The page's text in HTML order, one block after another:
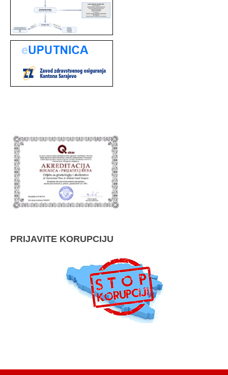
PRIJAVITE KORUPCIJU